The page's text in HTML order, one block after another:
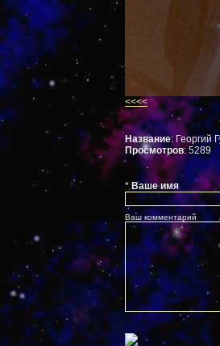
<<<<
Название: Георгий
Просмотров: 5289
*Ваше имя
Ваш комментарий